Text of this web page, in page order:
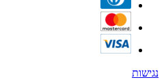
נגישות